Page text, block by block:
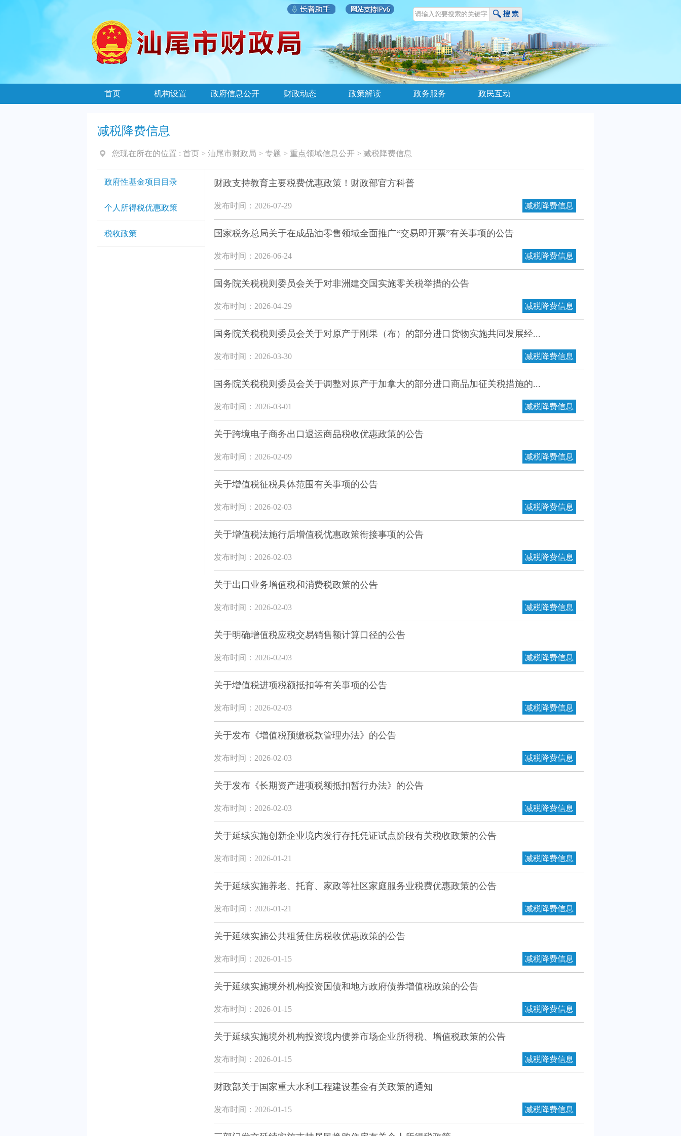
首页 机构设置 政府信息公开 财政动态 政策解读 政务服务 政民互动
减税降费信息
您现在所在的位置 : 首页 > 汕尾市财政局 > 专题 > 重点领域信息公开 > 减税降费信息
政府性基金项目目录
个人所得税优惠政策
税收政策
财政支持教育主要税费优惠政策！财政部官方科普
发布时间：2026-07-29 减税降费信息
国家税务总局关于在成品油零售领域全面推广“交易即开票”有关事项的公告
发布时间：2026-06-24 减税降费信息
国务院关税税则委员会关于对非洲建交国实施零关税举措的公告
发布时间：2026-04-29 减税降费信息
国务院关税税则委员会关于对原产于刚果（布）的部分进口货物实施共同发展经...
发布时间：2026-03-30 减税降费信息
国务院关税税则委员会关于调整对原产于加拿大的部分进口商品加征关税措施的...
发布时间：2026-03-01 减税降费信息
关于跨境电子商务出口退运商品税收优惠政策的公告
发布时间：2026-02-09 减税降费信息
关于增值税征税具体范围有关事项的公告
发布时间：2026-02-03 减税降费信息
关于增值税法施行后增值税优惠政策衔接事项的公告
发布时间：2026-02-03 减税降费信息
关于出口业务增值税和消费税政策的公告
发布时间：2026-02-03 减税降费信息
关于明确增值税应税交易销售额计算口径的公告
发布时间：2026-02-03 减税降费信息
关于增值税进项税额抵扣等有关事项的公告
发布时间：2026-02-03 减税降费信息
关于发布《增值税预缴税款管理办法》的公告
发布时间：2026-02-03 减税降费信息
关于发布《长期资产进项税额抵扣暂行办法》的公告
发布时间：2026-02-03 减税降费信息
关于延续实施创新企业境内发行存托凭证试点阶段有关税收政策的公告
发布时间：2026-01-21 减税降费信息
关于延续实施养老、托育、家政等社区家庭服务业税费优惠政策的公告
发布时间：2026-01-21 减税降费信息
关于延续实施公共租赁住房税收优惠政策的公告
发布时间：2026-01-15 减税降费信息
关于延续实施境外机构投资国债和地方政府债券增值税政策的公告
发布时间：2026-01-15 减税降费信息
关于延续实施境外机构投资境内债券市场企业所得税、增值税政策的公告
发布时间：2026-01-15 减税降费信息
财政部关于国家重大水利工程建设基金有关政策的通知
发布时间：2026-01-15 减税降费信息